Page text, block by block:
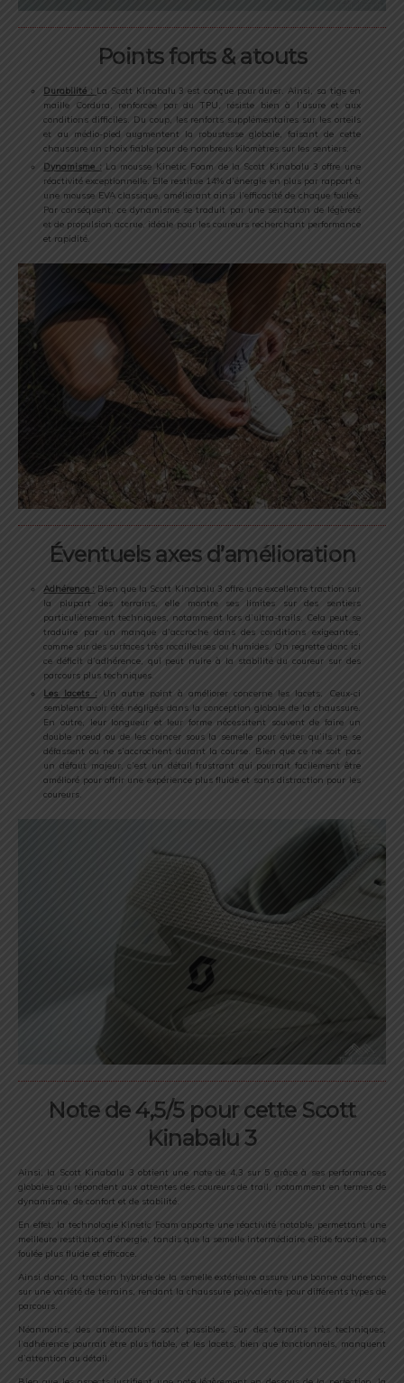
Points forts & atouts
Durabilité : La Scott Kinabalu 3 est conçue pour durer. Ainsi, sa tige en
maille Cordura, renforcée par du TPU, résiste bien à l’usure et aux
conditions difficiles. Du coup, les renforts supplémentaires sur les orteils
et au médio-pied augmentent la robustesse globale, faisant de cette
chaussure un choix fiable pour de nombreux kilomètres sur les sentiers.
Dynamisme : La mousse Kinetic Foam de la Scott Kinabalu 3 offre une
réactivité exceptionnelle. Elle restitue 14% d’énergie en plus par rapport à
une mousse EVA classique, améliorant ainsi l’efficacité de chaque foulée.
Par conséquent, ce dynamisme se traduit par une sensation de légèreté
et de propulsion accrue, idéale pour les coureurs recherchant performance
et rapidité.
Éventuels axes d’amélioration
Adhérence : Bien que la Scott Kinabalu 3 offre une excellente traction sur
la plupart des terrains, elle montre ses limites sur des sentiers
particulièrement techniques, notamment lors d’ultra-trails. Cela peut se
traduire par un manque d’accroche dans des conditions exigeantes,
comme sur des surfaces très rocailleuses ou humides. On regrette donc ici
ce déficit d’adhérence, qui peut nuire à la stabilité du coureur sur des
parcours plus techniques.
Les lacets : Un autre point à améliorer concerne les lacets. Ceux-ci
semblent avoir été négligés dans la conception globale de la chaussure.
En outre, leur longueur et leur forme nécessitent souvent de faire un
double nœud ou de les coincer sous la semelle pour éviter qu’ils ne se
défassent ou ne s’accrochent durant la course. Bien que ce ne soit pas
un défaut majeur, c’est un détail frustrant qui pourrait facilement être
amélioré pour offrir une expérience plus fluide et sans distraction pour les
coureurs.
Note de 4,5/5 pour cette Scott
Kinabalu 3
Ainsi, la Scott Kinabalu 3 obtient une note de 4,3 sur 5 grâce à ses performances
globales qui répondent aux attentes des coureurs de trail, notamment en termes de
dynamisme, de confort et de stabilité.
En effet, la technologie Kinetic Foam apporte une réactivité notable, permettant une
meilleure restitution d’énergie, tandis que la semelle intermédiaire eRide favorise une
foulée plus fluide et efficace.
Ainsi donc, la traction hybride de la semelle extérieure assure une bonne adhérence
sur une variété de terrains, rendant la chaussure polyvalente pour différents types de
parcours.
Néanmoins, des améliorations sont possibles. Sur des terrains très techniques,
l’adhérence pourrait être plus fiable, et les lacets, bien que fonctionnels, manquent
d’attention au détail.